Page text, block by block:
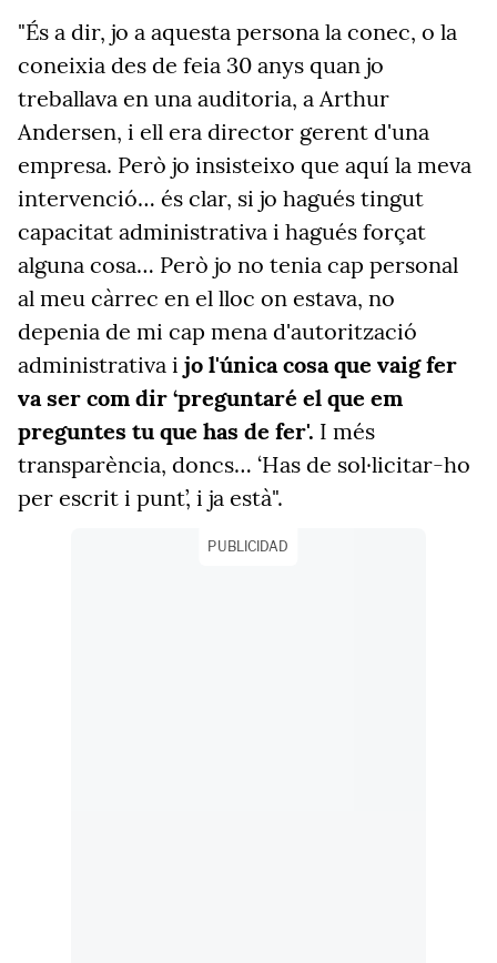
"És a dir, jo a aquesta persona la conec, o la
coneixia des de feia 30 anys quan jo
treballava en una auditoria, a Arthur
Andersen, i ell era director gerent d'una
empresa. Però jo insisteixo que aquí la meva
intervenció… és clar, si jo hagués tingut
capacitat administrativa i hagués forçat
alguna cosa… Però jo no tenia cap personal
al meu càrrec en el lloc on estava, no
depenia de mi cap mena d'autorització
administrativa i jo l'única cosa que vaig fer
va ser com dir ‘preguntaré el que em
preguntes tu que has de fer'. I més
transparència, doncs… ‘Has de sol·licitar-ho
per escrit i punt’, i ja està".
PUBLICIDAD